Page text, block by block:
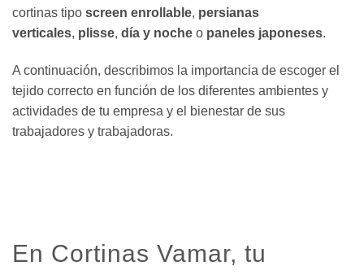
cortinas tipo screen enrollable, persianas
verticales, plisse, día y noche o paneles japoneses.
A continuación, describimos la importancia de escoger el
tejido correcto en función de los diferentes ambientes y
actividades de tu empresa y el bienestar de sus
trabajadores y trabajadoras.
En Cortinas Vamar, tu